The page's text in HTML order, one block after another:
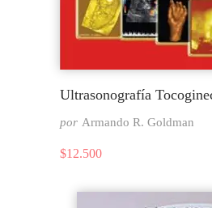
Ultrasonografía
por Armando R. Goldman
$12.500